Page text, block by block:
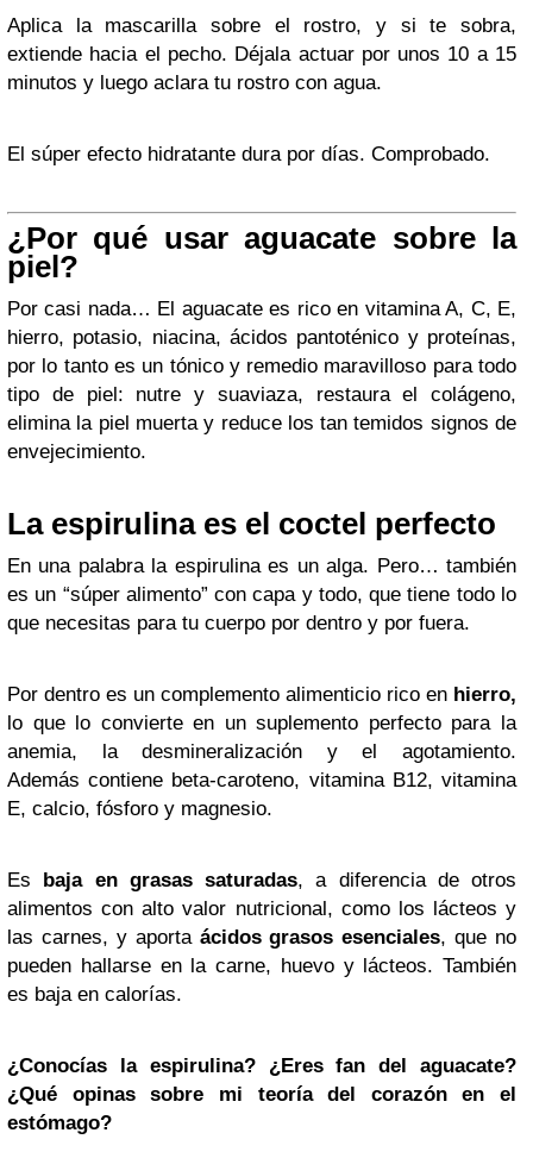
Aplica la mascarilla sobre el rostro, y si te sobra,
extiende hacia el pecho. Déjala actuar por unos 10 a 15
minutos y luego aclara tu rostro con agua.
El súper efecto hidratante dura por días. Comprobado.
¿Por qué usar aguacate sobre la
piel?
Por casi nada… El aguacate es rico en vitamina A, C, E,
hierro, potasio, niacina, ácidos pantoténico y proteínas,
por lo tanto es un tónico y remedio maravilloso para todo
tipo de piel: nutre y suaviaza, restaura el colágeno,
elimina la piel muerta y reduce los tan temidos signos de
envejecimiento.
La espirulina es el coctel perfecto
En una palabra la espirulina es un alga. Pero… también
es un “súper alimento” con capa y todo, que tiene todo lo
que necesitas para tu cuerpo por dentro y por fuera.
Por dentro es un complemento alimenticio rico en hierro,
lo que lo convierte en un suplemento perfecto para la
anemia, la desmineralización y el agotamiento.
Además contiene beta-caroteno, vitamina B12, vitamina
E, calcio, fósforo y magnesio.
Es baja en grasas saturadas, a diferencia de otros
alimentos con alto valor nutricional, como los lácteos y
las carnes, y aporta ácidos grasos esenciales, que no
pueden hallarse en la carne, huevo y lácteos. También
es baja en calorías.
¿Conocías la espirulina? ¿Eres fan del aguacate?
¿Qué opinas sobre mi teoría del corazón en el
estómago?